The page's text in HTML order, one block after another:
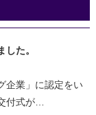
た。
企業」に認定をい
付式が…